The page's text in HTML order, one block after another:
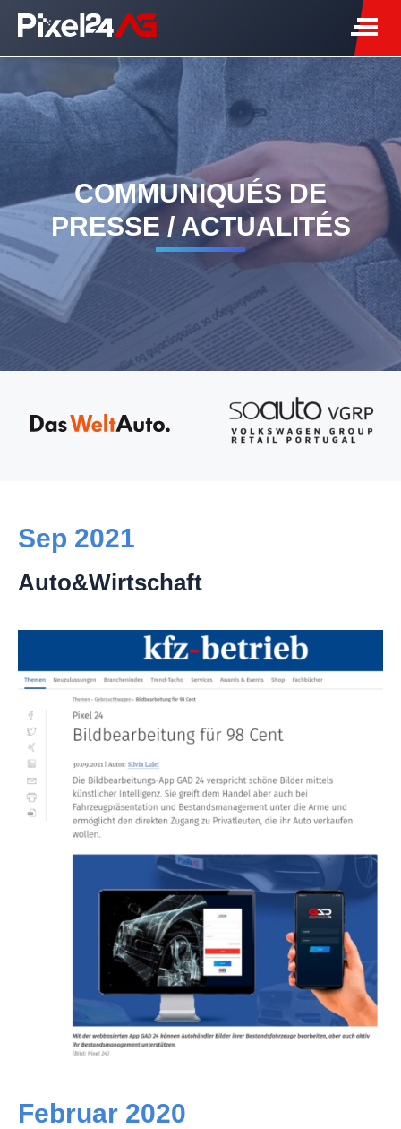
COMMUNIQUÉS DE
PRESSE / ACTUALITÉS
Sep 2021
Auto&Wirtschaft
Februar 2020